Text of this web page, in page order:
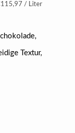
/ Liter
Textur,